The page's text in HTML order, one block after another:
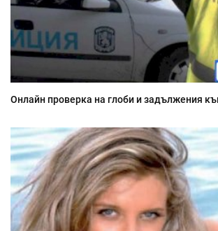
Онлайн проверка на глоби и задължения